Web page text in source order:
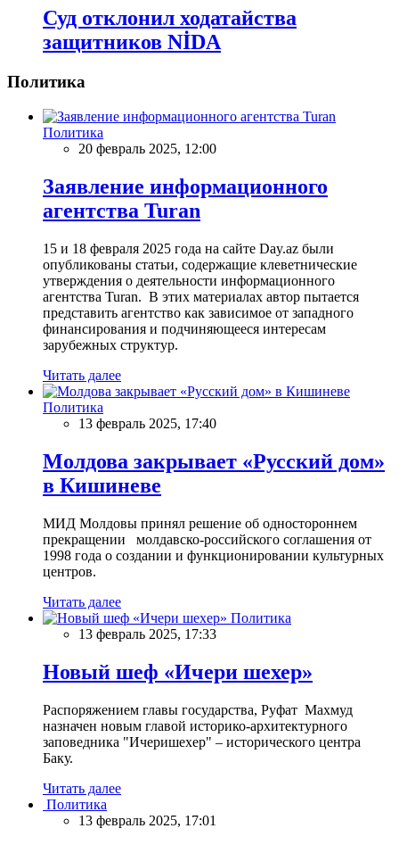
Суд отклонил ходатайства
защитников NİDA
Политика
Политика
20 февраль 2025, 12:00
Заявление информационного
агентства Turan
15 и 18 февраля 2025 года на сайте Day.az были
опубликованы статьи, содержащие клеветнические
утверждения о деятельности информационного
агентства Turan. В этих материалах автор пытается
представить агентство как зависимое от западного
финансирования и подчиняющееся интересам
зарубежных структур.
Читать далее
Политика
13 февраль 2025, 17:40
Молдова закрывает «Русский дом»
в Кишиневе
МИД Молдовы принял решение об одностороннем
прекращении молдавско-российского соглашения от
1998 года о создании и функционировании культурных
центров.
Читать далее
Политика
13 февраль 2025, 17:33
Новый шеф «Ичери шехер»
Распоряжением главы государства, Руфат Махмуд
назначен новым главой историко-архитектурного
заповедника "Ичеришехер" – исторического центра
Баку.
Читать далее
Политика
13 февраль 2025, 17:01